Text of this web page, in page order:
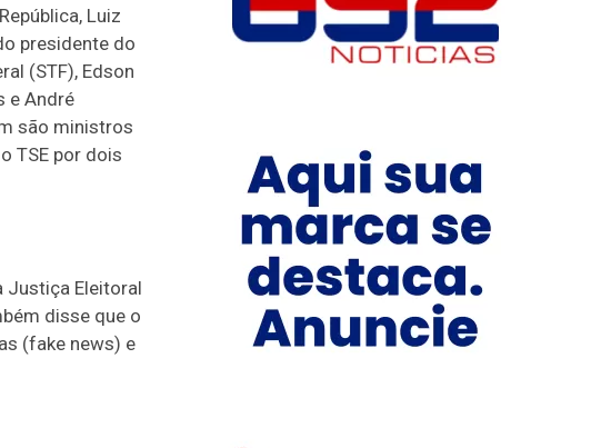
Luiz
presidente do
(STF), Edson
e André
são ministros
TSE por dois
Justiça Eleitoral
disse que o
(fake news) e